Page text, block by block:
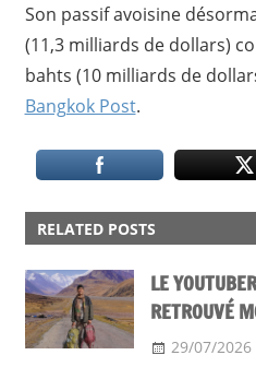
Son passif avoisine
(11,3 milliards de dollars)
bahts (10 milliards de
Bangkok Post.
RELATED POSTS
LE
RETROUVÉ
29/07/2026